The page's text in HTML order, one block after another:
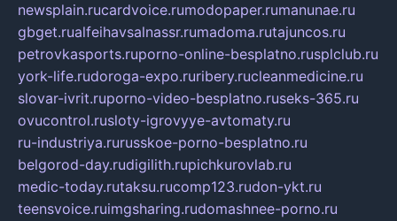
newsplain.rucardvoice.rumodopaper.rumanunae.ru
gbget.rualfeihavsalnassr.rumadoma.rutajuncos.ru
petrovkasports.ruporno-online-besplatno.rusplclub.ru
york-life.rudoroga-expo.ruribery.rucleanmedicine.ru
slovar-ivrit.ruporno-video-besplatno.ruseks-365.ru
ovucontrol.rusloty-igrovyye-avtomaty.ru
ru-industriya.rurusskoe-porno-besplatno.ru
belgorod-day.rudigilith.rupichkurovlab.ru
medic-today.rutaksu.rucomp123.rudon-ykt.ru
teensvoice.ruimgsharing.rudomashnee-porno.ru